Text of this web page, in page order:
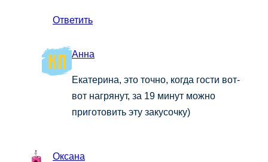
Ответить
Анна
Екатерина, это точно, когда гости вот-
вот нагрянут, за 19 минут можно
приготовить эту закусочку)
Оксана